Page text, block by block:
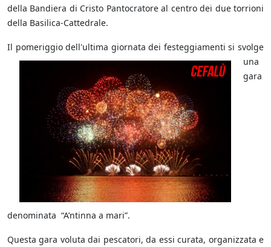
della Bandiera di Cristo Pantocratore al centro dei due torrioni
della Basilica-Cattedrale.
Il pomeriggiodell'ultima giornata dei festeggiamenti si svolge
una
gara
denominata “A’ntinna a mari”.
Questa gara voluta dai pescatori, da essi curata, organizzata e